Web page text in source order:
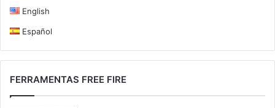
English
Español
FERRAMENTAS FREE FIRE